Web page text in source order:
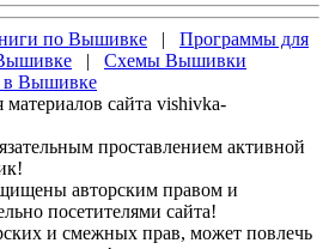
по Вышивке | Программы для
| Схемы Вышивки
Вышивке
сайта vishivka-
проставлением активной
авторским правом и
посетителями сайта!
и смежных прав, может повлечь